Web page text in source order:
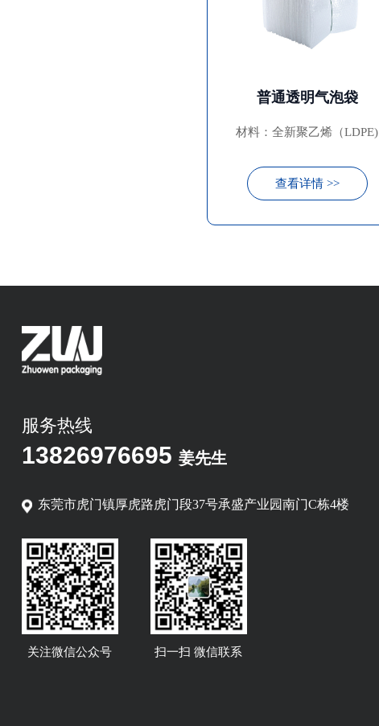
普通透明气泡袋
材料：全新聚乙烯（LDPE)
查看详情 >>
服务热线
13826976695 姜先生
东莞市虎门镇厚虎路虎门段37号承盛产业园南门C栋4楼
关注微信公众号 扫一扫 微信联系